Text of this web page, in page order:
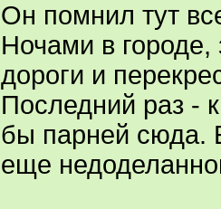
Он помнил тут
Ночами в городе,
дороги и
Последний раз -
бы парней сюда.
еще